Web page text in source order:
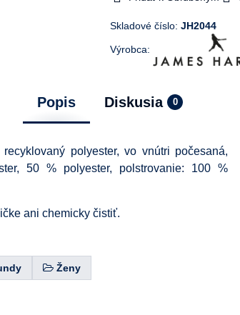
Skladové číslo:JH2044
Výrobca:
Popis Diskusia 0
polyester, vo vnútri počesaná,
50 % polyester, polstrovanie: 100 %
ani chemicky čistiť.
Ženy